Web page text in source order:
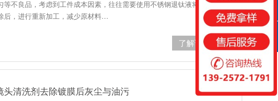
等不良品，考虑到工件成本因素，往往需要使用不锈钢退钛液将工件
后，进行重新加工，减少原材料…
了解详情
头清洗剂去除镀膜后灰尘与油污
咨询热线
扫一扫